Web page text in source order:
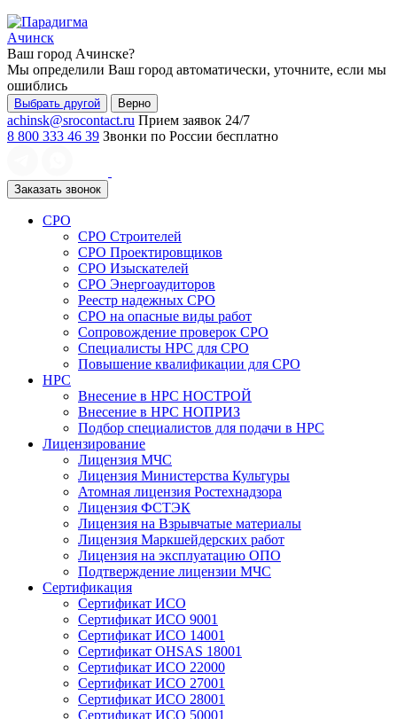
Ачинск
Ваш город Ачинске?
Мы определили Ваш город автоматически, уточните, если мы
ошиблись
Выбрать другой Верно
achinsk@srocontact.ru Прием заявок 24/7
8 800 333 46 39 Звонки по России бесплатно
Заказать звонок
СРО
СРО Строителей
СРО Проектировщиков
СРО Изыскателей
СРО Энергоаудиторов
Реестр надежных СРО
СРО на опасные виды работ
Сопровождение проверок СРО
Специалисты НРС для СРО
Повышение квалификации для СРО
НРС
Внесение в НРС НОСТРОЙ
Внесение в НРС НОПРИЗ
Подбор специалистов для подачи в НРС
Лицензирование
Лицензия МЧС
Лицензия Министерства Культуры
Атомная лицензия Ростехнадзора
Лицензия ФСТЭК
Лицензия на Взрывчатые материалы
Лицензия Маркшейдерских работ
Лицензия на эксплуатацию ОПО
Подтверждение лицензии МЧС
Сертификация
Сертификат ИСО
Сертификат ИСО 9001
Сертификат ИСО 14001
Сертификат OHSAS 18001
Сертификат ИСО 22000
Сертификат ИСО 27001
Сертификат ИСО 28001
Сертификат ИСО 50001